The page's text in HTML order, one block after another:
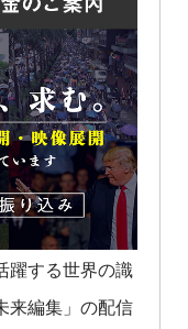
躍する世界の識
来編集」の配信